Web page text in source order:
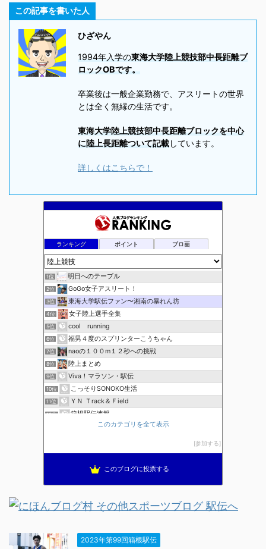
この記事を書いた人
ひざやん
1994年入学の東海大学陸上競技部中長距離ブ
ロックOBです。
卒業後は一般企業勤務で、アスリートの世界
とは全く無縁の生活です。
東海大学陸上競技部中長距離ブロックを中心
に陸上長距離ついて記載しています。
詳しくはこちらで！
ランキング ポイント ブロ画
1位 明日へのテーブル
2位 GoGo女子アスリート！
3位 東海大学駅伝ファン〜湘南の暴れん坊
4位 女子陸上選手全集
5位 cool running
6位 福男４度のスプリンターこうちゃん
7位 naoの１００m１２秒への挑戦
8位 陸上まとめ
9位 Viva！マラソン・駅伝
10位 こっそりSONOKO生活
11位 ＹＮ Ｔrack＆Ｆield
12位 箱根駅伝速報
週１回走る会ブログ
このカテゴリを全て表示
参加する
このブログに投票する
2023年第99回箱根駅伝